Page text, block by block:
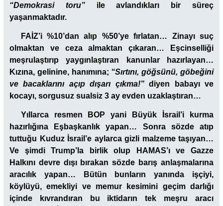
“Demokrasi toru”ile avlandıkları bir süreç
yaşanmaktadır.
FAİZ’i %10’dan alıp %50’ye fırlatan… Zinayı suç
olmaktan ve ceza almaktan çıkaran… Eşcinselliği
meşrulaştırıp yaygınlaştıran kanunlar hazırlayan…
Kızına, gelinine, hanımına; “Sırtını, göğsünü, göbeğini
ve bacaklarını açıp dışarı çıkma!”diyen babayı ve
kocayı, sorgusuz sualsiz 3 ay evden uzaklaştıran…
Yıllarca resmen BOP yani Büyük İsrail’i kurma
hazırlığına Eşbaşkanlık yapan… Sonra sözde atıp
tuttuğu Kuduz İsrail’e aylarca gizli malzeme taşıyan…
Ve şimdi Trump’la birlik olup HAMAS’ı ve Gazze
Halkını devre dışı bırakan sözde barış anlaşmalarına
aracılık yapan… Bütün bunların yanında işçiyi,
köylüyü, emekliyi ve memur kesimini geçim darlığı
içinde kıvrandıran bu iktidarın tek meşru aracı